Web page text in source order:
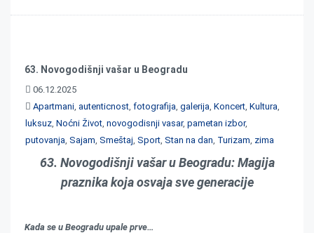
63. Novogodišnji vašar u Beogradu
06.12.2025
Apartmani autenticnost fotografija galerija Koncert Kultura
luksuz Noćni Život novogodisnji vasar, pametan izbor,
putovanja Sajam Smeštaj Sport Stan na dan Turizam zima
63. Novogodišnji vašar u Beogradu: Magija
praznika koja osvaja sve generacije
Kada se u Beogradu upale prve…